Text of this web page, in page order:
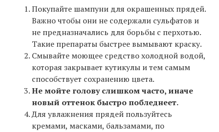
Покупайте шампуни для окрашенных прядей.
Важно чтобы они не содержали сульфатов и
не предназначались для борьбы с перхотью.
Такие препараты быстрее вымывают краску.
Смывайте моющее средство холодной водой,
которая закрывает кутикулы и тем самым
способствует сохранению цвета.
Не мойте голову слишком часто, иначе
новый оттенок быстро побледнеет.
Для увлажнения прядей пользуйтесь
кремами, масками, бальзамами, по